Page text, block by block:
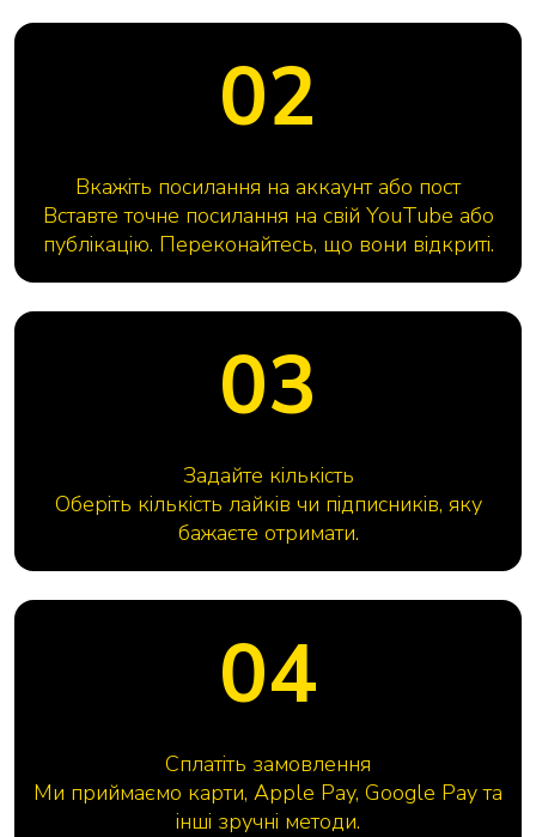
02
Вкажіть посилання на аккаунт або пост
Вставте точне посилання на свій YouTube або
публікацію. Переконайтесь, що вони відкриті.
03
Задайте кількість
Оберіть кількість лайків чи підписників, яку
бажаєте отримати.
04
Сплатіть замовлення
Ми приймаємо карти, Apple Pay, Google Pay та
інші зручні методи.